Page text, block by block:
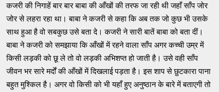
कजरी की निगाहें बार बार बाबा की आँखों की तरफ जा रही थी जहाँ साँप जोर
जोर से लहरा रहा था। बाबा ने कजरी से कहा कि अब तक जो कुछ भी उसके
साथ हुआ है वो सबकुछ उसे बता दे। कजरी ने सारी बातें बाबा को बता दीं।
बाबा ने कजरी को समझाया कि आँखों में रहने वाला साँप अगर कच्ची उम्र में
किसी लड़की को छू ले तो वो लड़की अभिशप्त हो जाती है। उसे वही साँप
जीवन भर सारे मर्दों की आँखों में दिखलाई पड़ता है। इस शाप से छुटकारा पाना
बहुत मुश्किल है। अगर वो किसी को भी यहाँ हुए अनुष्ठान के बारे में बताएगी तो